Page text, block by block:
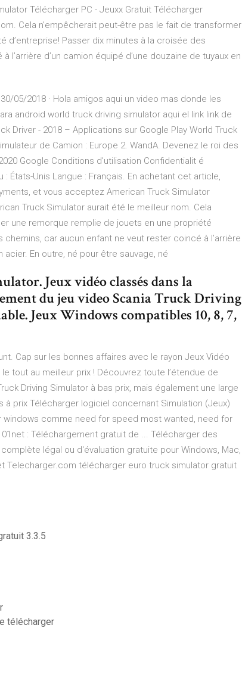
Télécharger PC - Jeuxx Gratuit Télécharger
Cela n’empêcherait peut-être pas le fait de transformer
Passer dix minutes à la croisée des
d’un camion équipé d’une douzaine de tuyaux en
05/2018 · Hola amigos aqui un video mas donde les
android world truck driving simulator aqui el link link de
Driver - 2018 – Applications sur Google Play World Truck
de Camion : Europe 2. WandA. Devenez le roi des
Google Conditions d'utilisation Confidentialit é
États-Unis Langue : Français. En achetant cet article,
et vous acceptez American Truck Simulator
Truck Simulator aurait été le meilleur nom. Cela
une remorque remplie de jouets en une propriété
car aucun enfant ne veut rester coincé à l’arrière
acier. En outre, né pour être sauvage, né
Jeux vidéo classés dans la
du jeu video Scania Truck Driving
Jeux Windows compatibles 10, 8, 7,
Cap sur les bonnes affaires avec le rayon Jeux Vidéo
tout au meilleur prix ! Découvrez toute l’étendue de
Driving Simulator à bas prix, mais également une large
prix Télécharger logiciel concernant Simulation (Jeux)
comme need for speed most wanted, need for
: Téléchargement gratuit de ... Télécharger des
légal ou d'évaluation gratuite pour Windows, Mac,
Telecharger.com télécharger euro truck simulator gratuit
3.3.5
télécharger